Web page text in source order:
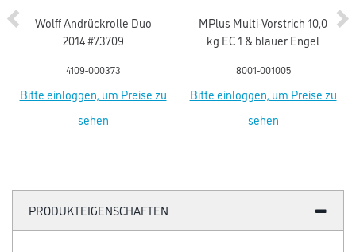
Wolff Andrückrolle Duo
2014 #73709
4109-000373
Bitte einloggen, um Preise zu
sehen
MPlus Multi-Vorstrich 10,0
kg EC 1 & blauer Engel
8001-001005
Bitte einloggen, um Preise zu
sehen
PRODUKTEIGENSCHAFTEN